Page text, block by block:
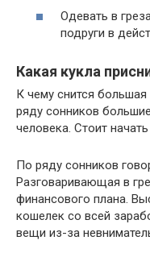
Одевать в
подруги в
Какая кукла
К чему снится
ряду сонников
человека. Стоит
По ряду сонников
Разговаривающая в
финансового плана.
кошелек со всей
вещи из-за